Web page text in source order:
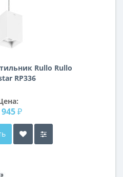
Rullo Rullo
RP336
945 ₽